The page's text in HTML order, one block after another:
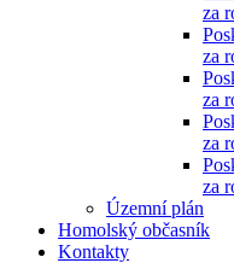
za
za
za
za
za
Územní plán
Homolský občasník
Kontakty